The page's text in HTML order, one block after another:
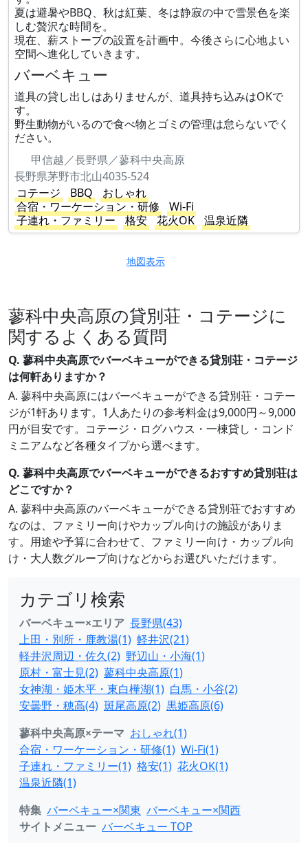
夏は避暑やBBQ、秋は紅葉、冬は静寂の中で雪景色を楽
しむ贅沢な時間を。
現在、薪ストーブの設置を計画中。今後さらに心地よい
空間へ進化していきます。
バーベキュー
道具の貸し出しはありませんが、道具持ち込みはOKで
す。
野生動物がいるので食べ物とゴミの管理は怠らないでく
ださい。
甲信越／長野県／蓼科中央高原
長野県茅野市北山4035-524
コテージ
BBQ
おしゃれ
合宿・ワーケーション・研修
Wi-Fi
子連れ・ファミリー
格安 花火OK 温泉近隣
地図表示
蓼科中央高原の貸別荘・コテージに
関するよくある質問
Q. 蓼科中央高原でバーベキューができる貸別荘・コテージ
は何軒ありますか？
A. 蓼科中央高原にはバーベキューができる貸別荘・コテー
ジが1軒あります。1人あたりの参考料金は9,000円～9,000
円が目安です。コテージ・ログハウス・一棟貸し・コンド
ミニアムなど各種タイプから選べます。
Q. 蓼科中央高原でバーベキューができるおすすめ貸別荘は
どこですか？
A. 蓼科中央高原のバーベキューができる貸別荘でおすすめ
なのは、ファミリー向けやカップル向けの施設がありま
す。用途や予算に合わせて、ファミリー向け・カップル向
け・大人数グループ向けなどからお選びいただけます。
カテゴリ検索
バーベキュー×エリア 長野県(43)
上田・別所・鹿教湯(1) 軽井沢(21)
軽井沢周辺・佐久(2) 野辺山・小海(1)
原村・富士見(2) 蓼科中央高原(1)
女神湖・姫木平・東白樺湖(1) 白馬・小谷(2)
安曇野・穂高(4) 斑尾高原(2) 黒姫高原(6)
蓼科中央高原×テーマ おしゃれ(1)
合宿・ワーケーション・研修(1) Wi-Fi(1)
子連れ・ファミリー(1) 格安(1) 花火OK(1)
温泉近隣(1)
特集 バーベキュー×関東 バーベキュー×関西
サイトメニュー バーベキュー TOP